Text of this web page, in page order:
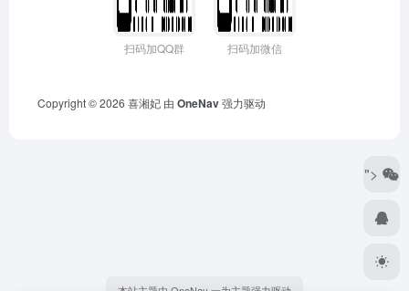
扫码加QQ群 扫码加微信
Copyright © 2026 喜湘妃 由 OneNav强力驱动
">